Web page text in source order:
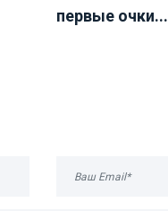
первые очки...